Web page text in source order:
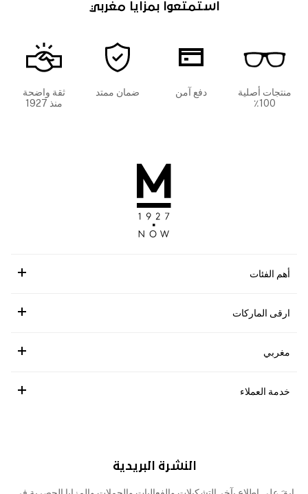
استمتعوا بمزايا مغربي
منتجات أصلية
100٪
دفع آمن ضمان ممتد
ثقة واضحة
منذ 1927
أهم الفئات
ارقى الماركات
مغربي
خدمة العملاء
النشرة البريدية